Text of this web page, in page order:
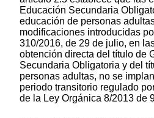
Educación Secundaria
educación de personas
modificaciones introducidas
310/2016, de 29 de julio, en
obtención directa del título de
Secundaria Obligatoria y del
personas adultas, no se
periodo transitorio regulado
de la Ley Orgánica 8/2013 de